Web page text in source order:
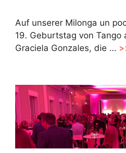
Auf unserer Milonga un
19. Geburtstag von Tango
Graciela Gonzales, die …